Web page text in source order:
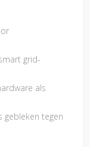
grid-
als
gebleken tegen